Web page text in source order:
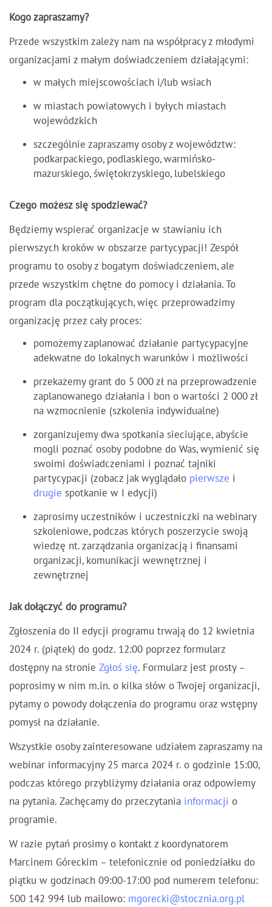
Kogo zapraszamy?
Przede wszystkim zależy nam na współpracy z młodymi
organizacjami z małym doświadczeniem działającymi:
w małych miejscowościach i/lub wsiach
w miastach powiatowych i byłych miastach
wojewódzkich
szczególnie zapraszamy osoby z województw:
podkarpackiego, podlaskiego, warmińsko-
mazurskiego, świętokrzyskiego, lubelskiego
Czego możesz się spodziewać?
Będziemy wspierać organizacje w stawianiu ich
pierwszych kroków w obszarze partycypacji! Zespół
programu to osoby z bogatym doświadczeniem, ale
przede wszystkim chętne do pomocy i działania. To
program dla początkujących, więc przeprowadzimy
organizację przez cały proces:
pomożemy zaplanować działanie partycypacyjne
adekwatne do lokalnych warunków i możliwości
przekażemy grant do 5 000 zł na przeprowadzenie
zaplanowanego działania i bon o wartości 2 000 zł
na wzmocnienie (szkolenia indywidualne)
zorganizujemy dwa spotkania sieciujące, abyście
mogli poznać osoby podobne do Was, wymienić się
swoimi doświadczeniami i poznać tajniki
partycypacji (zobacz jak wyglądało pierwsze i
drugie spotkanie w I edycji)
zaprosimy uczestników i uczestniczki na webinary
szkoleniowe, podczas których poszerzycie swoją
wiedzę nt. zarządzania organizacją i finansami
organizacji, komunikacji wewnętrznej i
zewnętrznej
Jak dołączyć do programu?
Zgłoszenia do II edycji programu trwają do 12 kwietnia
2024 r. (piątek) do godz. 12:00 poprzez formularz
dostępny na stronie Zgłoś się. Formularz jest prosty –
poprosimy w nim m.in. o kilka słów o Twojej organizacji,
pytamy o powody dołączenia do programu oraz wstępny
pomysł na działanie.
Wszystkie osoby zainteresowane udziałem zapraszamy na
webinar informacyjny 25 marca 2024 r. o godzinie 15:00,
podczas którego przybliżymy działania oraz odpowiemy
na pytania. Zachęcamy do przeczytania informacji o
programie.
W razie pytań prosimy o kontakt z koordynatorem
Marcinem Góreckim – telefonicznie od poniedziałku do
piątku w godzinach 09:00-17:00 pod numerem telefonu:
500 142 994 lub mailowo: mgorecki@stocznia.org.pl